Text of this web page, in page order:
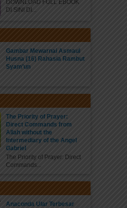
DOWNLOAD FULL EBOOK
DI SINI DI...
Gambar Mewarnai Asmaul
Husna (16) Rahasia Rambut
Syam’un
The Priority of Prayer:
Direct Commands from
Allah without the
Intermediary of the Angel
Gabriel
The Priority of Prayer: Direct
Commands...
Anaconda Ular Terbesar